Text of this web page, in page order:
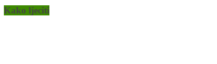
Kako ljeciti